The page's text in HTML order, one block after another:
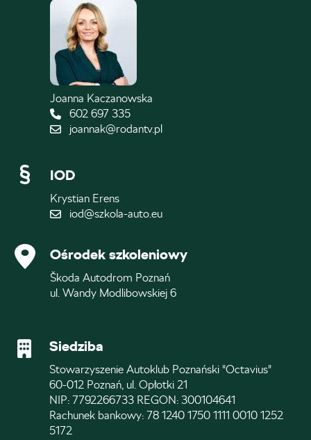
Joanna Kaczanowska
602 697 335
joannak@rodantv.pl
IOD
Krystian Erens
iod@szkola-auto.eu
Ośrodek szkoleniowy
Škoda Autodrom Poznań
ul. Wandy Modlibowskiej 6
Siedziba
Stowarzyszenie Autoklub Poznański "Octavius"
60-012 Poznań, ul. Opłotki 21
NIP: 7792266733 REGON: 300104641
Rachunek bankowy: 78 1240 1750 1111 0010 1252
5172